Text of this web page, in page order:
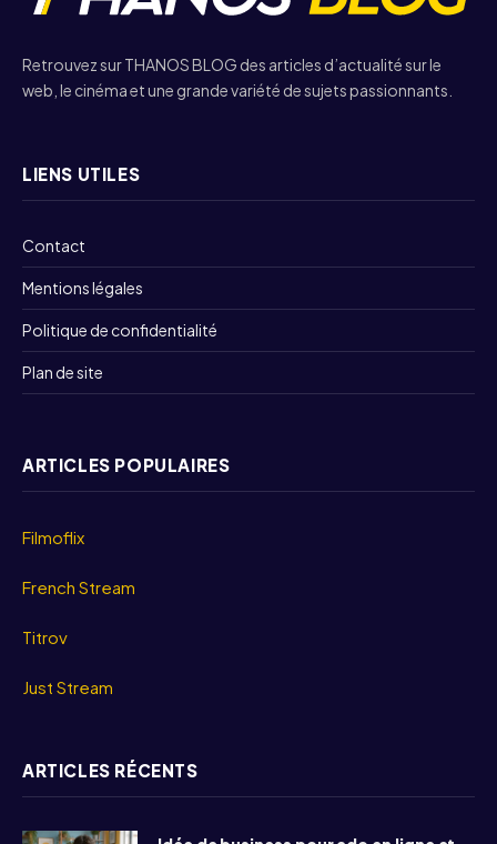
Retrouvez sur THANOS BLOG des articles d’actualité sur le
web, le cinéma et une grande variété de sujets passionnants.
LIENS UTILES
Contact
Mentions légales
Politique de confidentialité
Plan de site
ARTICLES POPULAIRES
Filmoflix
French Stream
Titrov
Just Stream
ARTICLES RÉCENTS